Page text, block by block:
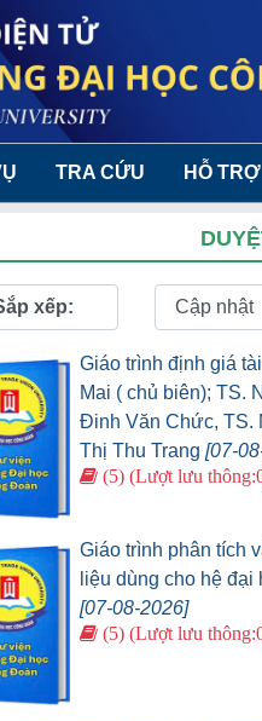
TRA CỨU HỖ TRỢ
xếp:
Giáo trình định giá
Mai ( chủ biên); TS.
Đinh Văn Chức, TS.
Thị Thu Trang [07-
(5) (Lượt lưu
Giáo trình phân tích
liệu dùng cho hệ
[07-08-2026]
(5) (Lượt lưu